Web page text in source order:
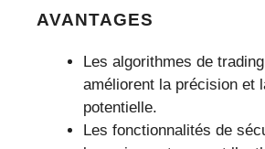
AVANTAGES
Les algorithmes de
améliorent la précision et
potentielle.
Les fonctionnalités de